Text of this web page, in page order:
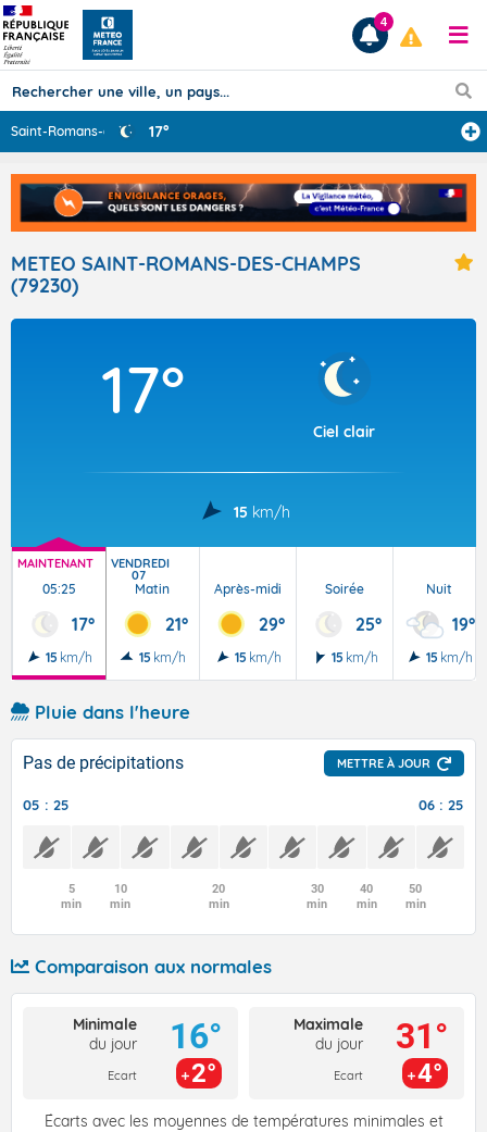
Prévisions
TOUS LES RÉSULTATS
4
Saint-Romans-de ... 17°
METEO SAINT-ROMANS-DES-CHAMPS
(79230)
17°
Ciel clair
15 km/h
MAINTENANT
05:25
17°
15 km/h
VENDREDI
07
Matin
21°
15 km/h
Après-midi
29°
15 km/h
Soirée
25°
15 km/h
Nuit
19°
15 km/h
Pluie dans l'heure
Pas de précipitations METTRE À JOUR
05 : 25 06 : 25
5
min
10
min
20
min
30
min
40
min
50
min
Comparaison aux normales
Minimale
du jour
Ecart
16°
2°
Maximale
du jour
Ecart
31°
4°
Écarts avec les moyennes de températures minimales et